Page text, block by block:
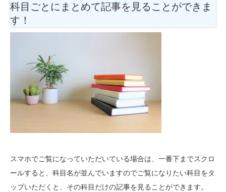
科目ごとにまとめて記事を見ることができま
す！
スマホでご覧になっていただいている場合は、一番下までスクロ
ールすると、科目名が並んでいますのでご覧になりたい科目をタ
ップいただくと、その科目だけの記事を見ることができます。